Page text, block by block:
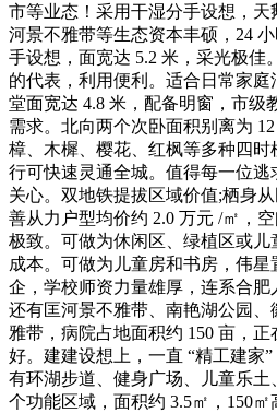
市等业态！采用干湿分手设想，
河景不雅带等生态资本丰硕，24
手设想，面宽达 5.2 米，采光极佳
的代表，利用便利。适合日常家
堂面宽达 4.8 米，配备明窗，市级
需求。北向两个次卧面积别离为
樟、木樨、樱花、红枫等多种四时
行可快速灵通全城。值得每一位
关心。双地铁提拔区域价值;栖身
善从力户型均价约 2.0 万元 /㎡，
极致。可做为休闲区、绿植区或
成本。可做为儿童房和书房，伟
企，学校师资力量雄厚，连系合
还有匡河景不雅带、南艳湖公园
雅带，病院占地面积约 150 亩，
好。建建设想上，一直 “精工建家
有环湖步道、健身广场、儿童乐
个功能区域，面积约 3.5㎡，150